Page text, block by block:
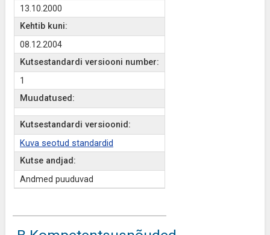
13.10.2000
Kehtib kuni:
08.12.2004
Kutsestandardi versiooni number:
1
Muudatused:
Kutsestandardi versioonid:
Kuva seotud standardid
Kutse andjad:
Andmed puuduvad